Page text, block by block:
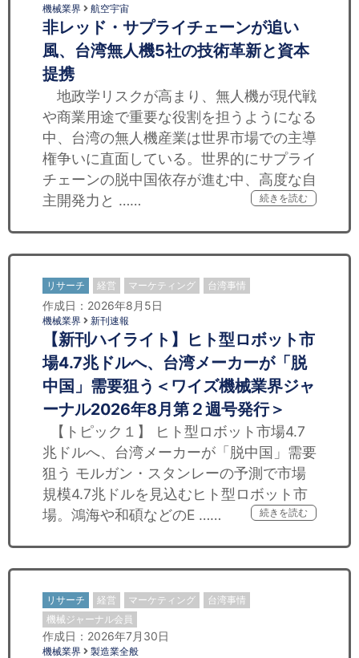
機械業界 航空宇宙
非レッド・サプライチェーンが追い
風、台湾無人機5社の技術革新と資本
提携
地政学リスクが高まり、無人機が現代戦
や商業用途で重要な役割を担うようになる
中、台湾の無人機産業は世界市場での主導
権争いに直面している。世界的にサプライ
チェーンの脱中国依存が進む中、高度な自
主開発力と ……
続きを読む
リサーチ 経営 マーケティング 台湾事情
作成日：2026年8月5日
機械業界 新刊速報
【新刊ハイライト】ヒト型ロボット市
場4.7兆ドルへ、台湾メーカーが「脱
中国」需要狙う＜ワイズ機械業界ジャ
ーナル2026年8月第２週号発行＞
【トピック１】 ヒト型ロボット市場4.7
兆ドルへ、台湾メーカーが「脱中国」需要
狙う モルガン・スタンレーの予測で市場
規模4.7兆ドルを見込むヒト型ロボット市
場。鴻海や和碩などのE ……
続きを読む
リサーチ 経営 マーケティング
台湾事情
機械ジャーナル会員
作成日：2026年7月30日
機械業界 製造業全般